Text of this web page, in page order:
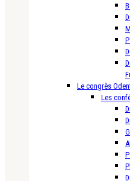
Le congrès
Les